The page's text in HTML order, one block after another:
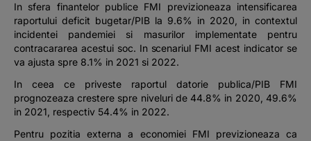
In sfera finantelor publice FMI previzioneaza intensificarea
raportului deficit bugetar/PIB la 9.6% in 2020, in contextul
incidentei pandemiei si masurilor implementate pentru
contracararea acestui soc. In scenariul FMI acest indicator se
va ajusta spre 8.1% in 2021 si 2022.
In ceea ce priveste raportul datorie publica/PIB FMI
prognozeaza crestere spre niveluri de 44.8% in 2020, 49.6%
in 2021, respectiv 54.4% in 2022.
Pentru pozitia externa a economiei FMI previzioneaza ca